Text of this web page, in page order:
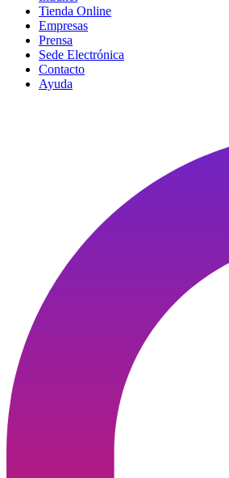
Tienda Online
Empresas
Prensa
Sede Electrónica
Contacto
Ayuda